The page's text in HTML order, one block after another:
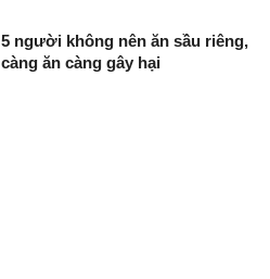
5 người không nên ăn sầu riêng,
càng ăn càng gây hại